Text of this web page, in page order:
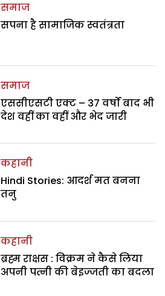
समाज
सपना है सामाजिक स्वतंत्रता
समाज
एससीएसटी एक्ट – 37 वर्षों बाद भी
देश वहीं का वहीं और भेद जारी
कहानी
Hindi Stories: आदर्श मत बनना
तनु
कहानी
ब्रह्म राक्षस : विक्रम ने कैसे लिया
अपनी पत्नी की बेइज्जती का बदला